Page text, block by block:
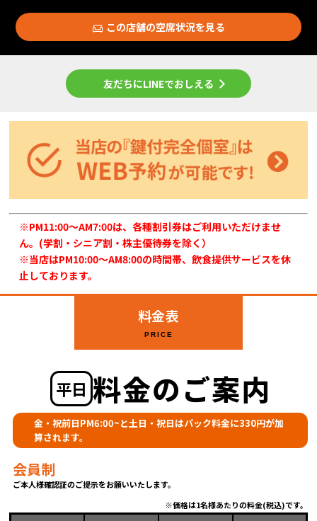
この店舗の空席状況を見る
友だちにLINEでおしえる
※PM11:00～AM7:00は、各種割引券はご利用いただけませ
ん。(学割・シニア割・株主優待券を除く）
※当店はPM10:00～AM8:00の時間帯、飲食提供サービスを休
止しております。
料金表
PRICE
平日 料金のご案内
金・祝前日PM6:00~と土日・祝日はパック料金に330円が加
算されます。
会員制
ご本人様確認証のご提示をお願いいたします。
価格は1名様あたりの料金(税込)です。